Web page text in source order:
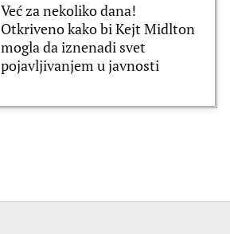
Već za nekoliko dana!
Otkriveno kako bi Kejt Midlton
mogla da iznenadi svet
pojavljivanjem u javnosti